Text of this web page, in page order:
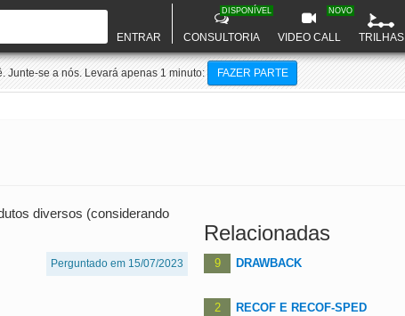
ENTRAR CONSULTORIA
DISPONÍVEL
VIDEO CALL
NOVO
TRILHAS
Junte-se a nós. Levará apenas 1 minuto: FAZER PARTE
diversos (considerando
Perguntado em 15/07/2023
Relacionadas
9 DRAWBACK
2 RECOF E RECOF-SPED